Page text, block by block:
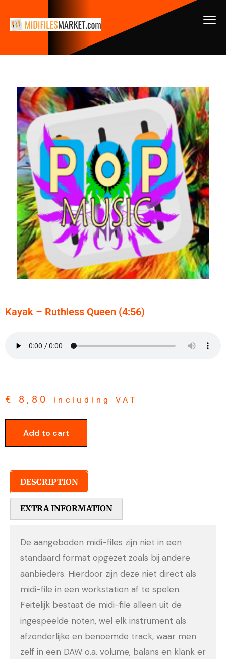
Kayak – Ruthless Queen (4:56)
€ 8,80 including VAT
Add to cart
DESCRIPTION
EXTRA INFORMATION
De aangeboden midi-files zijn niet in een
standaard format opgezet zoals bij andere
aanbieders. Hierdoor zijn deze niet direct als
midi-file in een workstation af te spelen.
Feitelijk bestaat de midi-file alleen uit de
ingespeelde noten, wel elk instrument als
afzonderlijke en benoemde track, waar men
zelf in een DAW o.a. volume, balans en klank er